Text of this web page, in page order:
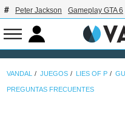
Peter Jackson Gameplay GTA 6
VANDAL JUEGOS LIES OF P
PREGUNTAS FRECUENTES